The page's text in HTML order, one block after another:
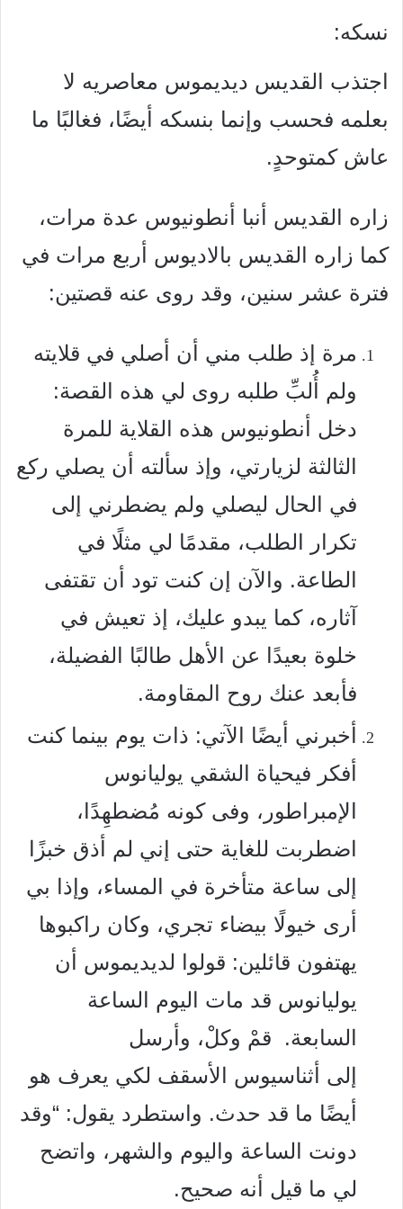
نسكه:
اجتذب القديس ديديموس معاصريه لا
بعلمه فحسب وإنما بنسكه أيضًا، فغالبًا ما
عاش كمتوحدٍ.
زاره القديس أنبا أنطونيوس عدة مرات،
كما زاره القديس بالاديوس أربع مرات في
فترة عشر سنين، وقد روى عنه قصتين:
مرة إذ طلب مني أن أصلي في قلايته
ولم أُلبِّ طلبه روى لي هذه القصة:
دخل أنطونيوس هذه القلاية للمرة
الثالثة لزيارتي، وإذ سألته أن يصلي ركع
في الحال ليصلي ولم يضطرني إلى
تكرار الطلب، مقدمًا لي مثلًا في
الطاعة. والآن إن كنت تود أن تقتفى
آثاره، كما يبدو عليك، إذ تعيش في
خلوة بعيدًا عن الأهل طالبًا الفضيلة،
فأبعد عنك روح المقاومة.
أخبرني أيضًا الآتي: ذات يوم بينما كنت
أفكر فيحياة الشقي يوليانوس
الإمبراطور، وفى كونه مُضطهِدًا،
اضطربت للغاية حتى إني لم أذق خبزًا
إلى ساعة متأخرة في المساء، وإذا بي
أرى خيولًا بيضاء تجري، وكان راكبوها
يهتفون قائلين: قولوا لديديموس أن
يوليانوس قد مات اليوم الساعة
السابعة. قمْ وكلْ، وأرسل
إلى أثناسيوس الأسقف لكي يعرف هو
أيضًا ما قد حدث. واستطرد يقول: “وقد
دونت الساعة واليوم والشهر، واتضح
لي ما قيل أنه صحيح.